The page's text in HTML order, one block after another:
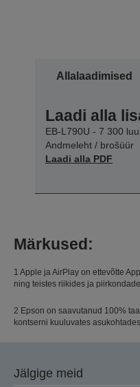
Allalaadimised
Laadi alla
EB-L790U - 7 300
Andmeleht / brošüür
Laadi alla PDF
Märkused:
1 Apple ja AirPlay on ettevõtte
ning teistes riikides ja
2 Epson on saavutanud 100%
kontserni kuuluvates
Jälgige meid